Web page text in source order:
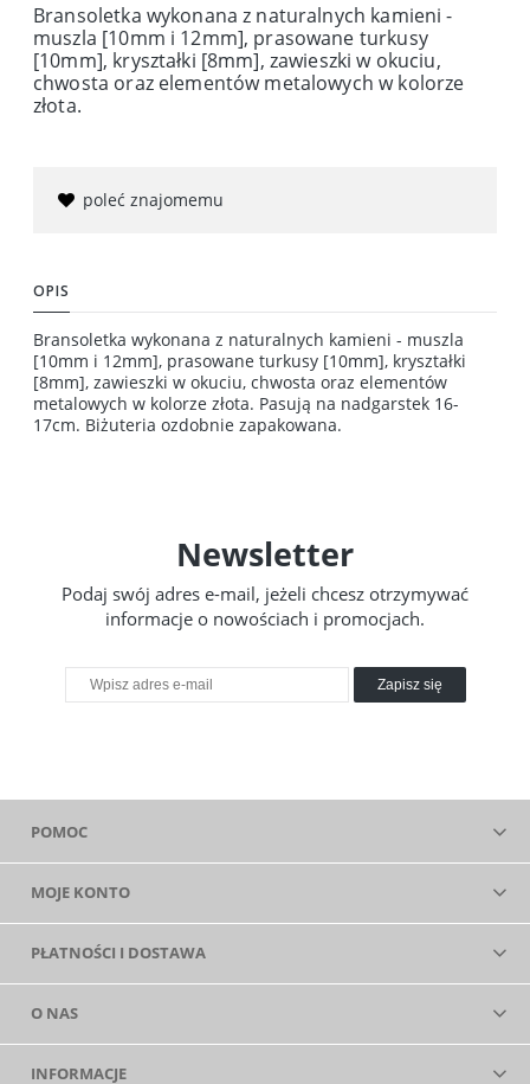
Bransoletka wykonana z naturalnych kamieni -
muszla [10mm i 12mm], prasowane turkusy
[10mm], kryształki [8mm], zawieszki w okuciu,
chwosta oraz elementów metalowych w kolorze
złota.
poleć znajomemu
OPIS
Bransoletka wykonana z naturalnych kamieni - muszla
[10mm i 12mm], prasowane turkusy [10mm], kryształki
[8mm], zawieszki w okuciu, chwosta oraz elementów
metalowych w kolorze złota. Pasują na nadgarstek 16-
17cm. Biżuteria ozdobnie zapakowana.
Newsletter
Podaj swój adres e-mail, jeżeli chcesz otrzymywać
informacje o nowościach i promocjach.
Zapisz się
POMOC
MOJE KONTO
PŁATNOŚCI I DOSTAWA
O NAS
INFORMACJE